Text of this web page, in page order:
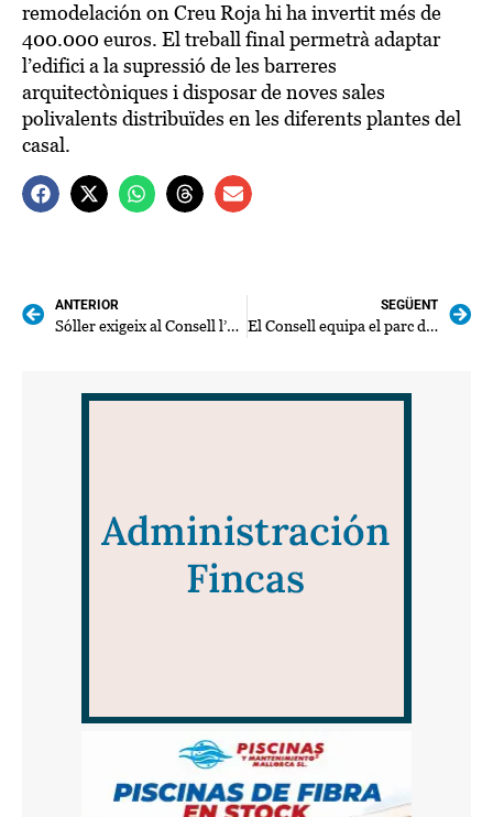
remodelación on Creu Roja hi ha invertit més de
400.000 euros. El treball final permetrà adaptar
l’edifici a la supressió de les barreres
arquitectòniques i disposar de noves sales
polivalents distribuïdes en les diferents plantes del
casal.
ANTERIOR
Sóller exigeix al Consell l’execució del projecte per convertir el desviament en un vial cívic
SEGÜENT
El Consell equipa el parc de bombers d’Es Puig amb plaques fotovoltaiques